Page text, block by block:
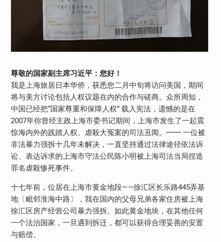
尊敬的国家副主席习近平：您好！
我是上海旅居日本华侨，获悉您二月中旬将访问美国，期间
将与美方讨论包括人权议题在内的合作与磋商。众所周知，
中国已经把“国家尊重和保障人权” 载入宪法，遗憾的是在
2007年你曾经主政上海市委书记期间，上海市发生了一起震
惊海内外的践踏人权、虐殺大冤案的司法丑闻。━━ 一位被
非法暴力强拆十几年未解决，一直坚持通过法律途径依法诉
讼、表达诉求的上海市守法公民陈小明被上海司法当局捏造
罪名虐殺惨死事件。
十七年前，位居在上海市黄金地段——徐汇区长乐路445弄基
地〔毗邻淮海中路〕，我在国内的父母兄弟各家住房被上海
徐汇区房产经营公司暴力强拆。如此黄金地块，在其他任何
一个法治国家，一旦遇到拆迁，都可以获得合理妥善的安置
与赔偿。